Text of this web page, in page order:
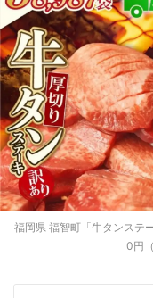
福岡県 福智町「牛タンステ
0円